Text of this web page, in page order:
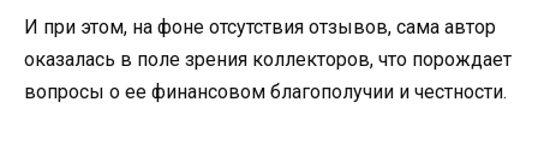
И при этом, на фоне отсутствия отзывов, сама автор
оказалась в поле зрения коллекторов, что порождает
вопросы о ее финансовом благополучии и честности.